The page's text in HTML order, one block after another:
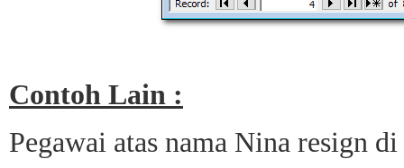
Contoh Lain :
Pegawai atas nama Nina resign